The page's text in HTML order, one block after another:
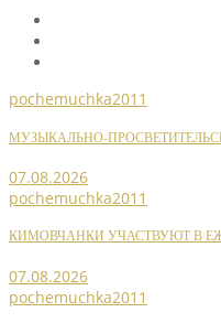
pochemuchka2011
МУЗЫКАЛЬНО-
07.08.2026
pochemuchka2011
КИМОВЧАНКИ УЧАСТВУЮТ В
07.08.2026
pochemuchka2011